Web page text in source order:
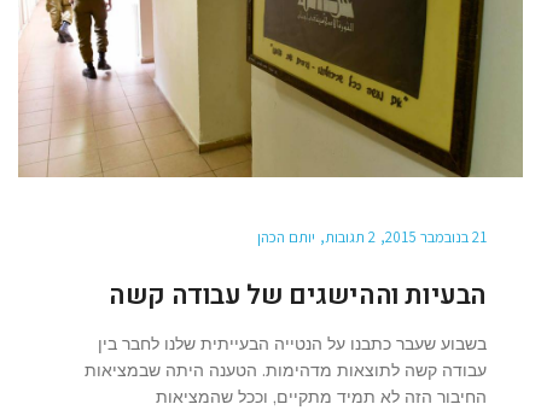
21 בנובמבר 2015 2 תגובות יותם הכהן
הבעיות וההישגים של עבודה קשה
בשבוע שעבר כתבנו על הנטייה הבעייתית שלנו לחבר בין
עבודה קשה לתוצאות מדהימות. הטענה היתה שבמציאות
החיבור הזה לא תמיד מתקיים, וככל שהמציאות